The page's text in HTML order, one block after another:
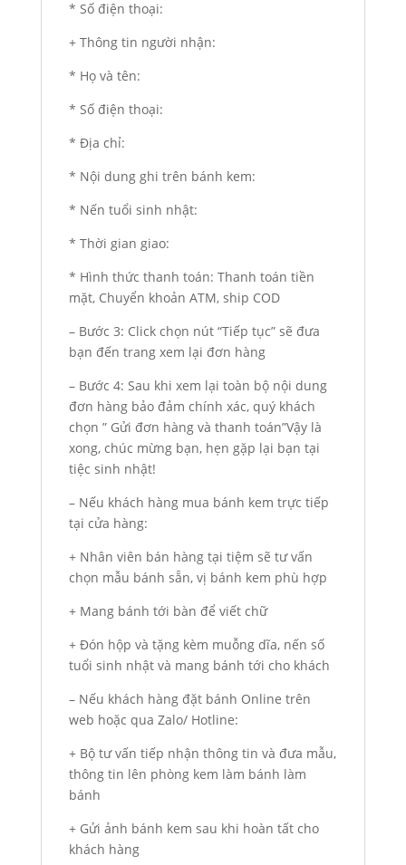
* Số điện thoại:
+ Thông tin người nhận:
* Họ và tên:
* Số điện thoại:
* Địa chỉ:
* Nội dung ghi trên bánh kem:
* Nến tuổi sinh nhật:
* Thời gian giao:
* Hình thức thanh toán: Thanh toán tiền
mặt, Chuyển khoản ATM, ship COD
– Bước 3: Click chọn nút “Tiếp tục” sẽ đưa
bạn đến trang xem lại đơn hàng
– Bước 4: Sau khi xem lại toàn bộ nội dung
đơn hàng bảo đảm chính xác, quý khách
chọn ” Gửi đơn hàng và thanh toán”Vậy là
xong, chúc mừng bạn, hẹn gặp lại bạn tại
tiệc sinh nhật!
– Nếu khách hàng mua bánh kem trực tiếp
tại cửa hàng:
+ Nhân viên bán hàng tại tiệm sẽ tư vấn
chọn mẫu bánh sẵn, vị bánh kem phù hợp
+ Mang bánh tới bàn để viết chữ
+ Đón hộp và tặng kèm muỗng dĩa, nến số
tuổi sinh nhật và mang bánh tới cho khách
– Nếu khách hàng đặt bánh Online trên
web hoặc qua Zalo/ Hotline:
+ Bộ tư vấn tiếp nhận thông tin và đưa mẫu,
thông tin lên phòng kem làm bánh làm
bánh
+ Gửi ảnh bánh kem sau khi hoàn tất cho
khách hàng